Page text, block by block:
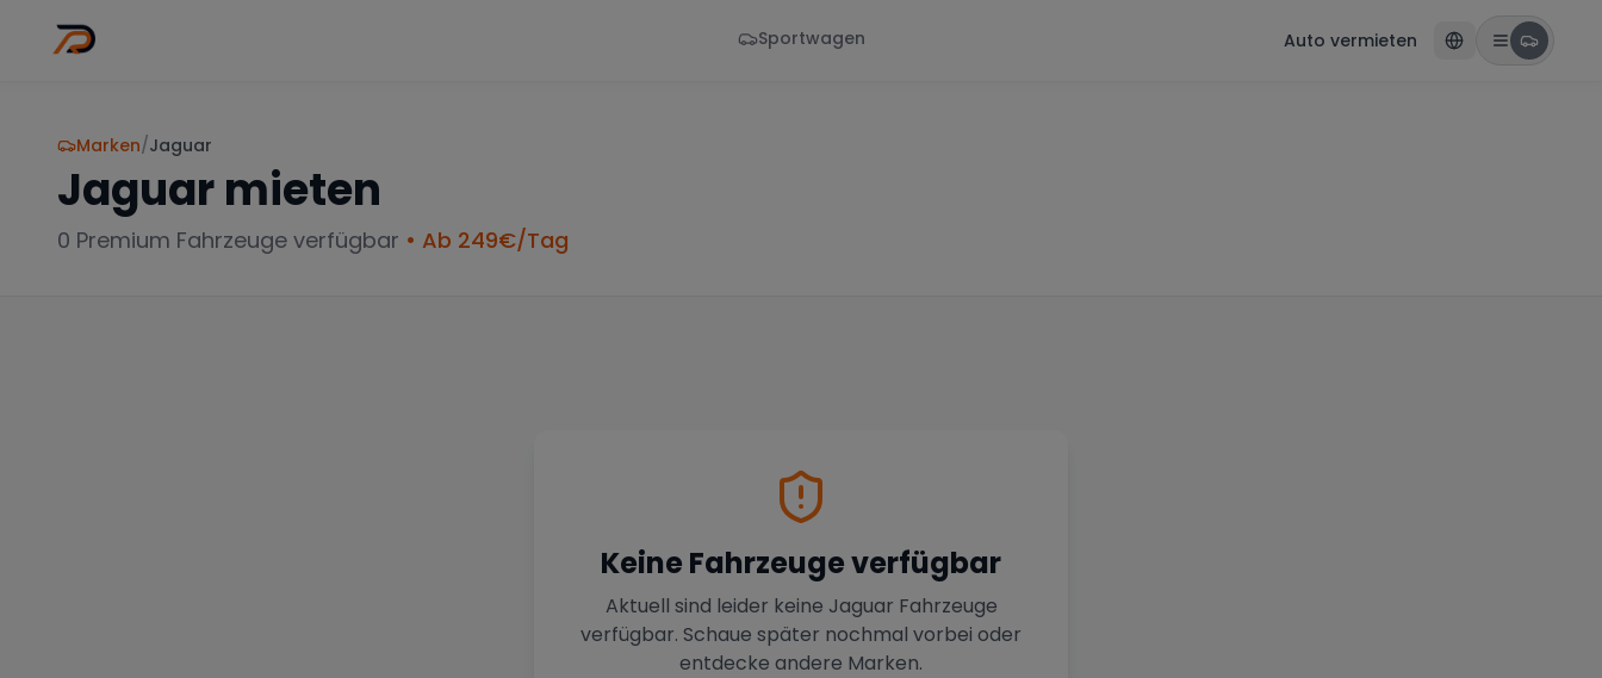
Sportwagen Auto vermieten
Marken/Jaguar
Jaguarmieten
0 Premium Fahrzeuge verfügbar • Ab 249€/Tag
Keine Fahrzeuge verfügbar
Aktuell sind leider keine Jaguar Fahrzeuge
verfügbar. Schaue später nochmal vorbei oder
entdecke andere Marken.